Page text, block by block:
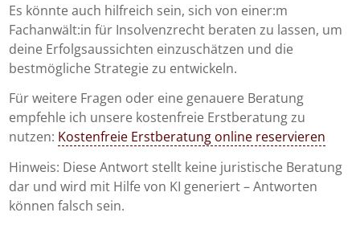
Es könnte auch hilfreich sein, sich von einer:m
Fachanwält:in für Insolvenzrecht beraten zu lassen, um
deine Erfolgsaussichten einzuschätzen und die
bestmögliche Strategie zu entwickeln.
Für weitere Fragen oder eine genauere Beratung
empfehle ich unsere kostenfreie Erstberatung zu
nutzen: Kostenfreie Erstberatung online reservieren
Hinweis: Diese Antwort stellt keine juristische Beratung
dar und wird mit Hilfe von KI generiert – Antworten
können falsch sein.